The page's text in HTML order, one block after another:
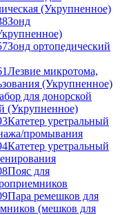
(Укрупненное)
Зонд
Зонд ортопедический
Лезвие микротома,
(Укрупненное)
для донорской
(Укрупненное)
Катетер уретральный
промывания
Катетер уретральный
Пояс для
Пара ремешков для
(мешков для